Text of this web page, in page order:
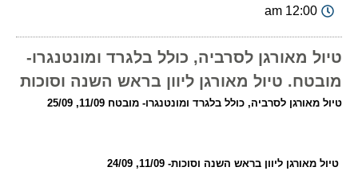
12:00 am
טיול מאורגן לסרביה, כולל בלגרד ומונטנגרו-
מובטח. טיול מאורגן ליוון בראש השנה וסוכות
טיול מאורגן לסרביה, כולל בלגרד ומונטנגרו- מובטח 11/09, 25/09
טיול מאורגן ליוון בראש השנה וסוכות- 11/09, 24/09